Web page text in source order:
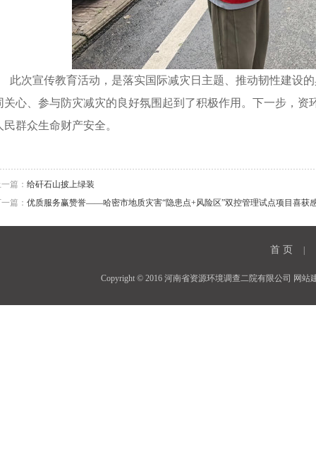
此次宣传教育活动，是落实国际减灾日主题、推动韧性建设
关心、参与防灾减灾的良好氛围起到了积极作用。 下一步 ， 资
民群众生命财产安全。
篇： 给矸石山披上绿装
篇： 优质服务赢赞誉——哈密市地质灾害“隐患点+风险区”双控管理试点项目喜获
首 页
Copyright © 2016 河南省资源环境调查二院有限公司 网站